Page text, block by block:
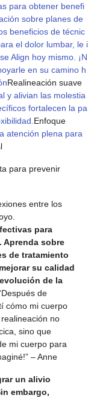
para obtener benefi
sobre planes de
beneficios de técnic
el dolor lumbar, le i
Align hoy mismo. ¡N
en su camino h
Realineación suave
y alivian las molestia
fortalecen la pa
Enfoque
atención plena para
para prevenir
entre los
para
Aprenda sobre
de tratamiento
su calidad
de la
de
cómo mi cuerpo
no
sino que
mi cuerpo para
– Anne
un alivio
embargo,